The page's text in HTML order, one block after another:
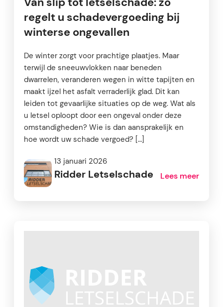
regelt u schadevergoeding bij
winterse ongevallen
De winter zorgt voor prachtige plaatjes. Maar
terwijl de sneeuwvlokken naar beneden
dwarrelen, veranderen wegen in witte tapijten en
maakt ijzel het asfalt verraderlijk glad. Dit kan
leiden tot gevaarlijke situaties op de weg. Wat als
u letsel oploopt door een ongeval onder deze
omstandigheden? Wie is dan aansprakelijk en
hoe wordt uw schade vergoed? […]
13 januari 2026
Ridder Letselschade Lees meer